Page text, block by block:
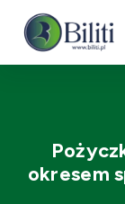
okresem